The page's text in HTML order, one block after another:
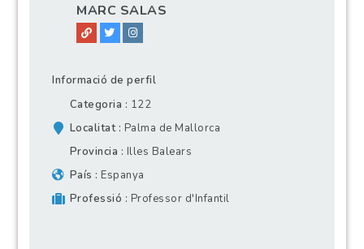
MARC SALAS
Informació de perfil
Categoria
122
Localitat
Palma de Mallorca
Provincia
Illes Balears
País
Espanya
Professió
Professor d'Infantil